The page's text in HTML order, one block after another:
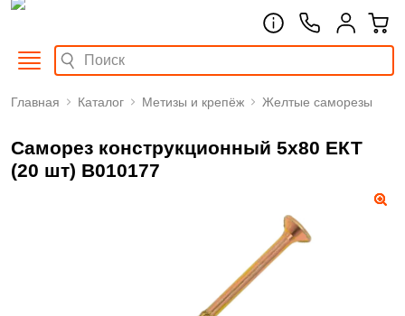
Главная Каталог Метизы и крепёж Желтые саморезы
Саморез конструкционный 5х80 ЕКТ
(20 шт) B010177